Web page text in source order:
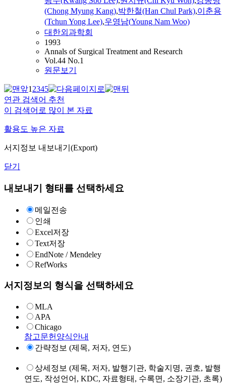
(Chong Myung Kang),박한철(Han Chul Park),이춘용
(Tchun Yong Lee),우영남(Young Nam Woo)
대한외과학회
1993
Annals of Surgical Treatment and Research
Vol.44 No.1
원문보기
12345
연관 검색어 추천
이 검색어로 많이 본 자료
활용도 높은 자료
서지정보 내보내기(Export)
닫기
내보내기 형태를 선택하세요
메일전송
인쇄
Excel저장
Text저장
EndNote / Mendeley
RefWorks
서지정보의 형식을 선택하세요
MLA
APA
Chicago
참고문헌양식안내
간략정보 (제목, 저자, 연도)
상세정보 (제목, 저자, 발행기관, 학술지명, 권호, 발행
연도, 작성언어, KDC, 자료형태, 수록면, 소장기관, 초록)